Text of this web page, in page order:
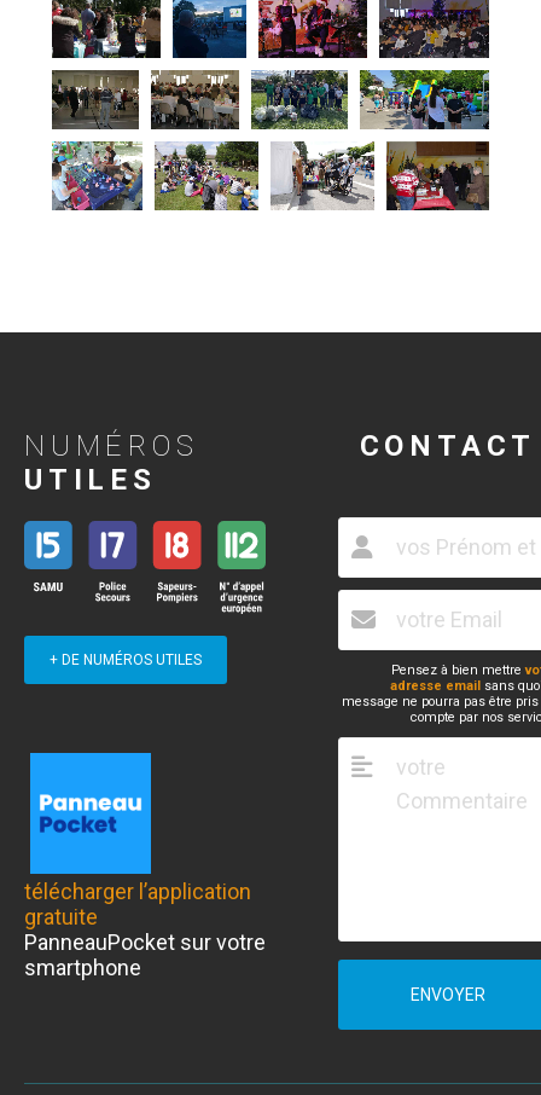
NUMÉROS
UTILES
+ DE NUMÉROS UTILES
télécharger l’application
gratuite
PanneauPocket sur votre
smartphone
CONTACT
Pensez à bien mettre
adresse email sans
message ne pourra pas être
compte par nos
ENVOYER